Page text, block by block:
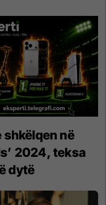
në
2024, teksa
dytë